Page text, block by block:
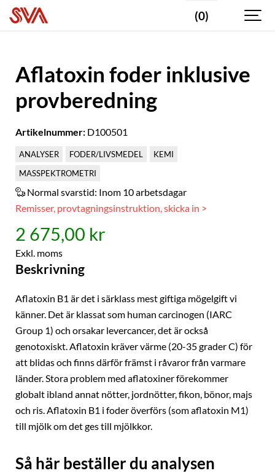
(0)
Aflatoxin foder inklusive
provberedning
Artikelnummer: D100501
ANALYSER FODER/LIVSMEDEL
KEMI
MASSPEKTROMETRI
Normal svarstid: Inom 10 arbetsdagar
Remisser, provtagningsinstruktion, skicka in >
2 675,00 kr
Exkl. moms
Beskrivning
Aflatoxin B1 är det i särklass mest giftiga mögelgift vi
känner. Det är klassat som human carcinogen (IARC
Group 1) och orsakar levercancer, det är också
genotoxiskt. Aflatoxin kräver värme (20-35 grader C) för
att blidas och finns därför främst i råvaror från varmare
länder. Stora problem med aflatoxiner förekommer
globalt ibland annat nötter, jordnötter, fikon, bönor, majs
och ris. Aflatoxin B1 i foder överförs (som aflatoxin M1)
till mjölk om det ges till mjölkkor.
Så här beställer du analysen